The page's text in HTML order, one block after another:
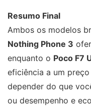
Resumo Final
Ambos os modelos
Nothing Phone 3
enquanto o Poco F7
eficiência a um
depender do que
ou desempenho e